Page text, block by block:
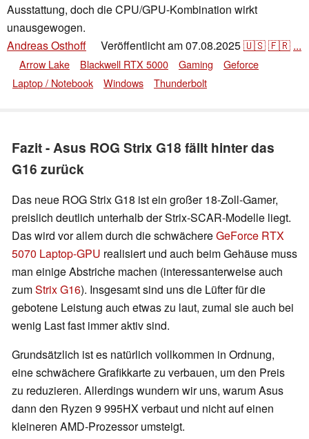
Ausstattung, doch die CPU/GPU-Kombination wirkt
unausgewogen.
Andreas Osthoff
Veröffentlicht am07.08.2025🇺🇸🇫🇷 ...
Arrow Lake Blackwell RTX 5000 Gaming
Geforce
Laptop / Notebook
Windows Thunderbolt
Fazit - Asus ROG Strix G18 fällt hinter das
G16 zurück
Das neue ROG Strix G18 ist ein großer 18-Zoll-Gamer,
preislich deutlich unterhalb der Strix-SCAR-Modelle liegt.
Das wird vor allem durch die schwächereGeForce RTX
5070 Laptop-GPU realisiert und auch beim Gehäuse muss
man einige Abstriche machen (interessanterweise auch
zumStrix G16). Insgesamt sind uns die Lüfter für die
gebotene Leistung auch etwas zu laut, zumal sie auch bei
wenig Last fast immer aktiv sind.
Grundsätzlich ist es natürlich vollkommen in Ordnung,
eine schwächere Grafikkarte zu verbauen, um den Preis
zu reduzieren. Allerdings wundern wir uns, warum Asus
dann den Ryzen 9 995HX verbaut und nicht auf einen
kleineren AMD-Prozessor umsteigt.